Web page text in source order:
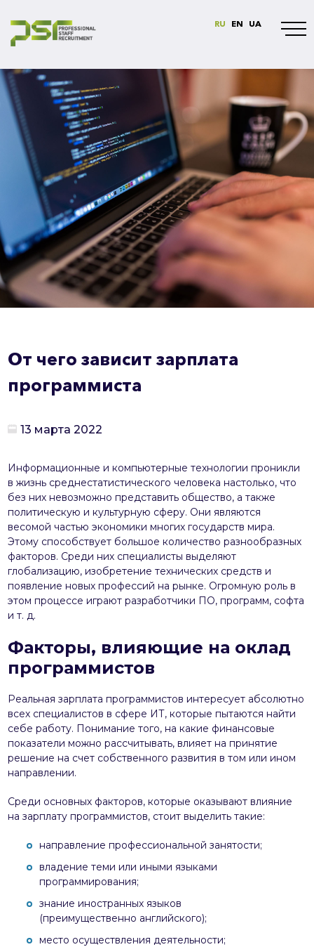
RU EN UA
От чего зависит зарплата
программиста
13 марта 2022
Информационные и компьютерные технологии проникли
в жизнь среднестатистического человека настолько, что
без них невозможно представить общество, а также
политическую и культурную сферу. Они являются
весомой частью экономики многих государств мира.
Этому способствует большое количество разнообразных
факторов. Среди них специалисты выделяют
глобализацию, изобретение технических средств и
появление новых профессий на рынке. Огромную роль в
этом процессе играют разработчики ПО, программ, софта
и т. д.
Факторы, влияющие на оклад
программистов
Реальная зарплата программистов интересует абсолютно
всех специалистов в сфере ИТ, которые пытаются найти
себе работу. Понимание того, на какие финансовые
показатели можно рассчитывать, влияет на принятие
решение на счет собственного развития в том или ином
направлении.
Среди основных факторов, которые оказывают влияние
на зарплату программистов, стоит выделить такие:
направление профессиональной занятости;
владение теми или иными языками
программирования;
знание иностранных языков
(преимущественно английского);
место осуществления деятельности;